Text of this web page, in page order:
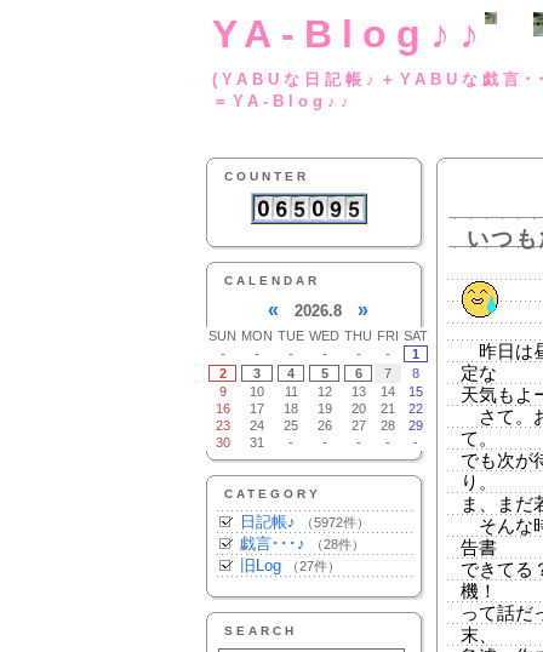
YA-Blog♪♪
(YABUな日記帳♪
＝YA-Blog♪♪
COUNTER
CALENDAR
« 2026.8 »
SUN MON TUE WED THU FRI SAT
-
- - - - -
1
2
3 4 5 6 7
8
9
10 11 12 13 14
15
16
17 18 19 20 21
22
23
24 25 26 27 28
29
30
31 - - - - -
CATEGORY
日記帳♪ （5972件）
戯言･･･♪ （28件）
旧Log （27件）
SEARCH
いつ
昨日は
定な
天気もよ
さて。
て。
でも次が
り。
ま、まだ
そんな
告書
できてる
機！
って話だ
末、